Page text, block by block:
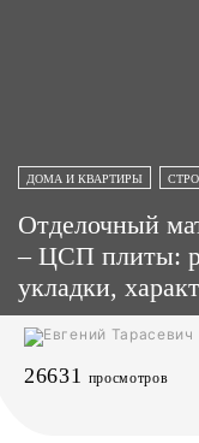
ДОМА И КВАРТИРЫ
Отделочный
– ЦСП плиты:
укладки,
26631 просмотров